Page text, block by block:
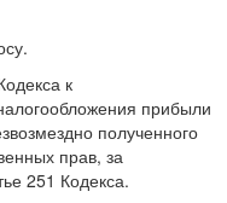
к
прибыли
полученного
прав, за
251 Кодекса.